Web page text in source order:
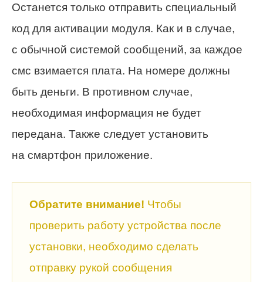
Останется только отправить специальный
код для активации модуля. Как и в случае,
с обычной системой сообщений, за каждое
смс взимается плата. На номере должны
быть деньги. В противном случае,
необходимая информация не будет
передана. Также следует установить
на смартфон приложение.
Обратите внимание! Чтобы
проверить работу устройства после
установки, необходимо сделать
отправку рукой сообщения